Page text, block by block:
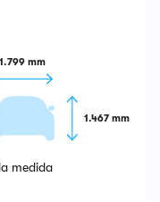
1.799 mm
1.467 mm
medida